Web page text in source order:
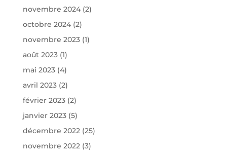
novembre 2024(2)
octobre 2024(2)
novembre 2023(1)
août 2023(1)
mai 2023(4)
avril 2023(2)
février 2023(2)
janvier 2023(5)
décembre 2022(25)
novembre 2022(3)